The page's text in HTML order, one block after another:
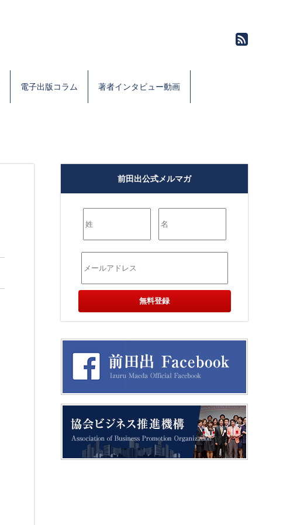
電子出版コラム 著者インタビュー動画
前田出公式メルマガ